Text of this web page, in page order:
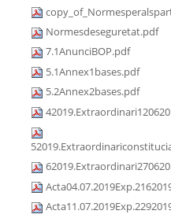
Normesdeseguretat.pdf
7.1AnunciBOP.pdf
5.1Annex1bases.pdf
5.2Annex2bases.pdf